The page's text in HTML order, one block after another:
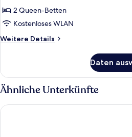
Betten,
Nichtraucher,
anzeigen
2 Queen-Betten
Kostenloses WLAN
Weitere Details
Weitere
2 Queen-
Betten,
Nichtraucher,
Gartenblick
Daten
Ähnliche Unterkünfte
Village St Anne Pierre & Vacances